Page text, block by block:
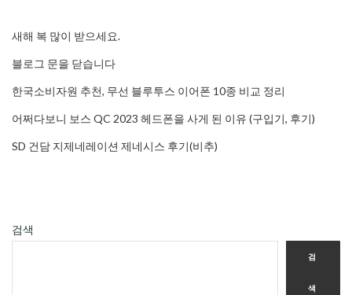
새해 복 많이 받으세요.
블로그 문을 닫습니다
한국소비자원 추천, 무선 블루투스 이어폰 10종 비교 정리
어쩌다보니 보스 QC 2023 헤드폰을 사게 된 이유 (구입기, 후기)
SD 건담 지제네레이션 제네시스 후기(비추)
검색
검
색